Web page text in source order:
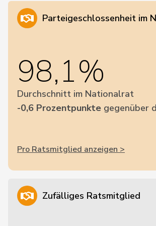
Parteigeschlossenheit im
98,1%
Durchschnitt im Nationalrat
-0,6 Prozentpunkte gegenüber
Pro Ratsmitglied anzeigen >
Zufälliges Ratsmitglied